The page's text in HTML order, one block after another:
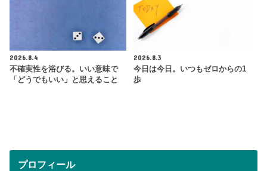
2026.8.4
不確実性を浴びる。いい意味で
「どうでもいい」と思えること
2026.8.3
今日は今日。いつもゼロからの1
歩
プロフィール